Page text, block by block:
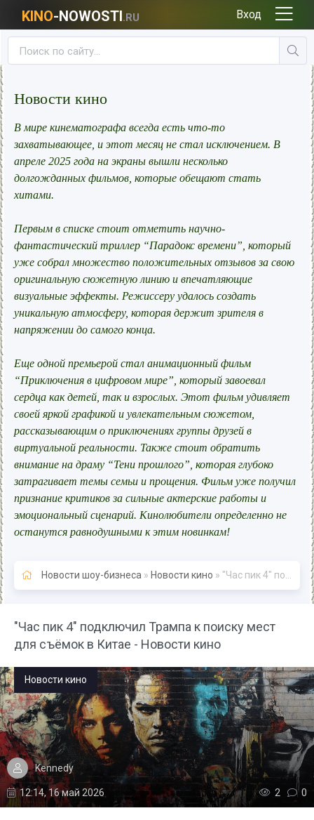
KINO-NOWOSTI.RU Вход
Новости кино
В мире кинематографа всегда есть что-то
захватывающее, и этот месяц не стал исключением. В
апреле 2025 года на экраны вышли несколько
долгожданных фильмов, которые обещают стать
хитами.
Первым в списке стоит отметить научно-
фантастический триллер “Парадокс времени”, который
уже собрал множество положительных отзывов за свою
оригинальную сюжетную линию и впечатляющие
визуальные эффекты. Режиссеру удалось создать
уникальную атмосферу, которая держит зрителя в
напряжении до самого конца.
Еще одной премьерой стал анимационный фильм
“Приключения в цифровом мире”, который завоевал
сердца как детей, так и взрослых. Этот фильм удивляет
своей яркой графикой и увлекательным сюжетом,
рассказывающим о приключениях группы друзей в
виртуальной реальности. Также стоит обратить
внимание на драму “Тени прошлого”, которая глубоко
затрагивает темы семьи и прощения. Фильм уже получил
признание критиков за сильные актерские работы и
эмоциональный сценарий. Кинолюбители определенно не
останутся равнодушными к этим новинкам!
Новости шоу-бизнеса » Новости кино » "Час пик 4" подключил Трампа к поиску мест для съёмок в Китае - Новости кино
"Час пик 4" подключил Трампа к поиску мест
для съёмок в Китае - Новости кино
Новости кино
Kennedy
12:14, 16 май 2026 2 0